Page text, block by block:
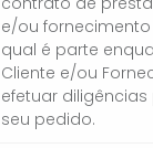
e/ou
qual é parte
Cliente e/ou
efetuar
seu pedido.